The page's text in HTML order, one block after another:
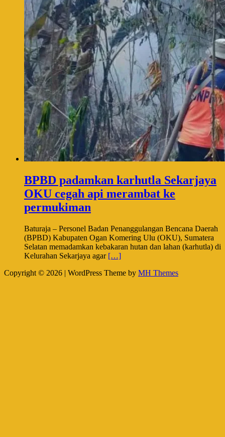
BPBD padamkan karhutla Sekarjaya
OKU cegah api merambat ke
permukiman
Baturaja – Personel Badan Penanggulangan Bencana Daerah
(BPBD) Kabupaten Ogan Komering Ulu (OKU), Sumatera
Selatan memadamkan kebakaran hutan dan lahan (karhutla) di
Kelurahan Sekarjaya agar […]
Copyright © 2026 | WordPress Theme by MH Themes